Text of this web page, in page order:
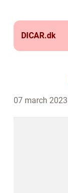
DICAR.dk
07 march 2023